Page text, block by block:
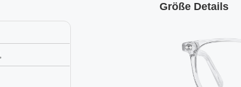
Größe Details